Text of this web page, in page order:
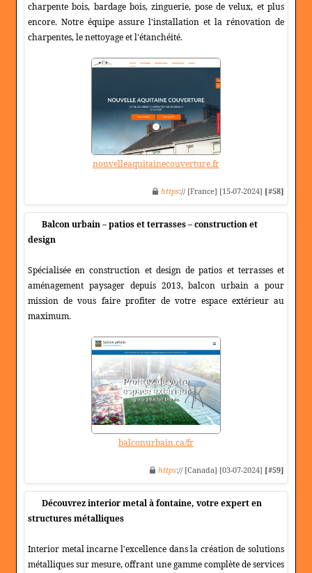
charpente bois, bardage bois, zinguerie, pose de velux, et plus
encore. Notre équipe assure l'installation et la rénovation de
charpentes, le nettoyage et l'étanchéité.
nouvelleaquitainecouverture.fr
https:// [France] [15-07-2024] [#58]
Balcon urbain – patios et terrasses – construction et
design
Spécialisée en construction et design de patios et terrasses et
aménagement paysager depuis 2013, balcon urbain a pour
mission de vous faire profiter de votre espace extérieur au
maximum.
balconurbain.ca/fr
https:// [Canada] [03-07-2024] [#59]
Découvrez interior metal à fontaine, votre expert en
structures métalliques
Interior metal incarne l'excellence dans la création de solutions
métalliques sur mesure, offrant une gamme complète de services